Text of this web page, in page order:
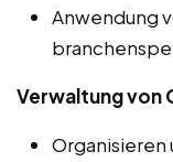
Anwendung
Verwaltung von
Organisieren